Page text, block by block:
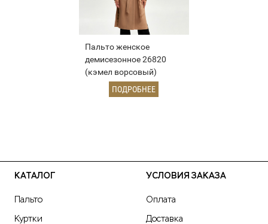
Пальто женское
демисезонное 26820
(кэмел ворсовый)
ПОДРОБНЕЕ
КАТАЛОГ
Пальто
Куртки
УСЛОВИЯ ЗАКАЗА
Оплата
Доставка